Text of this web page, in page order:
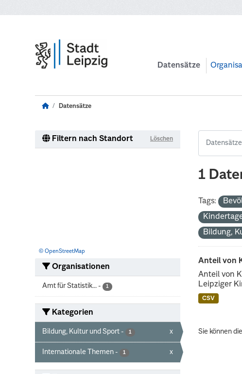
Datensätze
Datensätze
Filtern nach Standort Löschen
© OpenStreetMap
Organisationen
Amt für Statistik... - 1
Kategorien
Bildung, Kultur und Sport - 1 x
Internationale Themen - 1 x
1
Tags:
Bildung,
Anteil von
Anteil von
Leipziger
CSV
Sie können